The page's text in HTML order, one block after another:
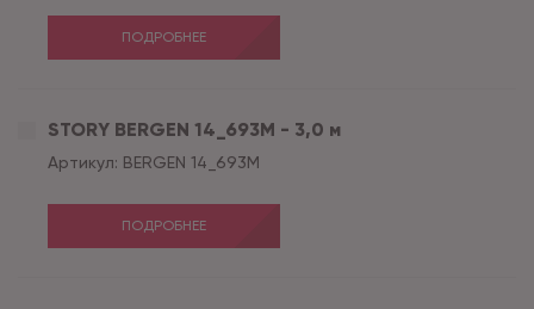
ПОДРОБНЕЕ
STORY BERGEN 14_693M - 3,0 м
Артикул: BERGEN 14_693M
ПОДРОБНЕЕ